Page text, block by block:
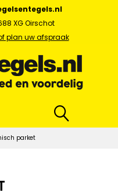
XG Oirschot
plan uw afspraak
parket